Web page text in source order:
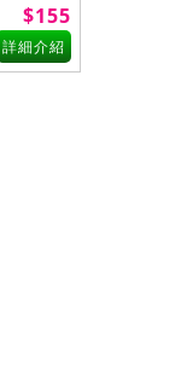
$155
詳細介紹